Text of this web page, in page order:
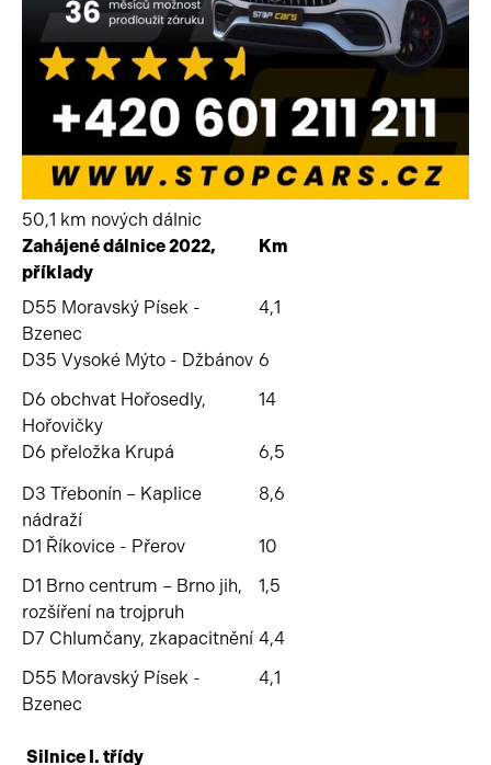
50,1 km nových dálnic
Zahájené dálnice 2022,
příklady
Km
D55 Moravský Písek -
Bzenec
4,1
D35 Vysoké Mýto - Džbánov 6
D6 obchvat Hořosedly,
Hořovičky
14
D6 přeložka Krupá
6,5
D3 Třebonín – Kaplice
nádraží
8,6
D1 Říkovice - Přerov
10
D1 Brno centrum – Brno jih,
rozšíření na trojpruh
1,5
D7 Chlumčany, zkapacitnění 4,4
D55 Moravský Písek -
Bzenec
4,1
Silnice I. třídy